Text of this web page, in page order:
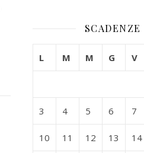
SCADENZE
L M M G V
3 4 5 6 7
10 11 12 13 14